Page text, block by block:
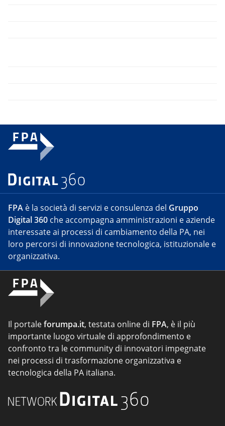
FPA è la società di servizi e consulenza del Gruppo
Digital 360 che accompagna amministrazioni e aziende
interessate ai processi di cambiamento della PA, nei
loro percorsi di innovazione tecnologica, istituzionale e
organizzativa.
Il portaleforumpa.it, testata online di FPA, è il più
importante luogo virtuale di approfondimento e
confronto tra le community di innovatori impegnate
nei processi di trasformazione organizzativa e
tecnologica della PA italiana.